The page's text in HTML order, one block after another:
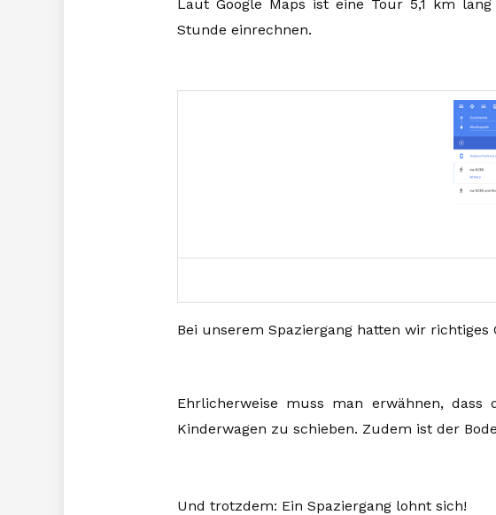
Laut Google Maps ist eine Tour 5,1 km
Stunde einrechnen.
Bei unserem Spaziergang hatten wir
Ehrlicherweise muss man erwähnen,
Kinderwagen zu schieben. Zudem ist der
Und trotzdem: Ein Spaziergang lohnt sich!